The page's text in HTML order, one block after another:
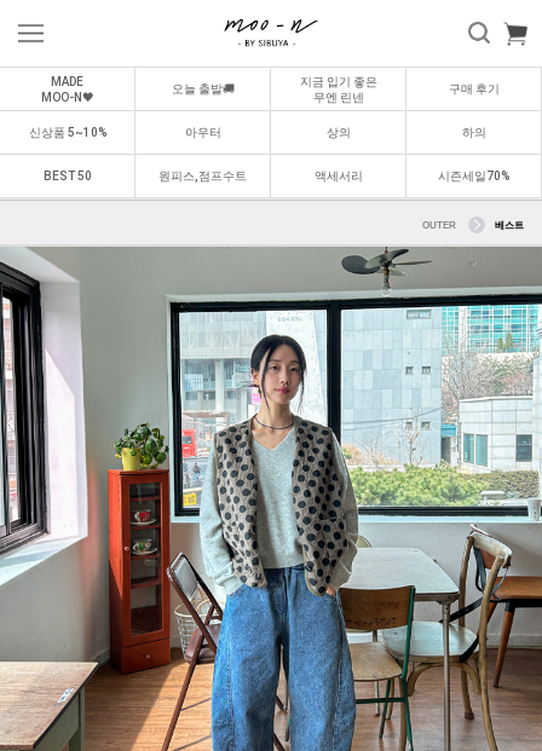
MADE
MOO-N🖤
오늘 출발🚚
지금 입기 좋은
무엔 린넨
구매 후기
신상품 5~10% 아우터 상의 하의
BEST 50 원피스,점프수트 액세서리 시즌세일70%
OUTER 베스트